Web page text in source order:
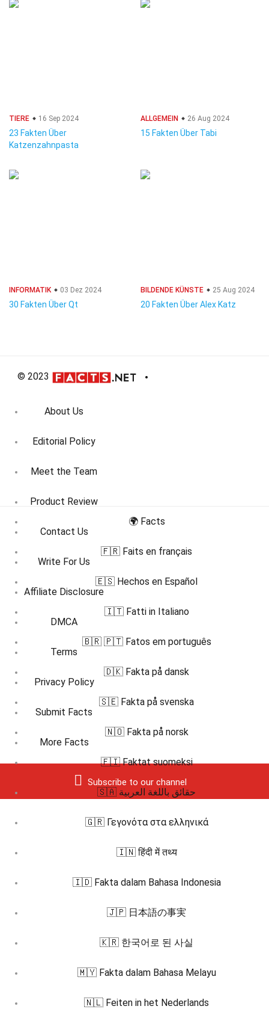
TIERE 16 Sep 2024
23 Fakten Über
Katzenzahnpasta
ALLGEMEIN 26 Aug 2024
15 Fakten Über Tabi
INFORMATIK 03 Dez 2024
30 Fakten Über Qt
BILDENDE KÜNSTE 25 Aug 2024
20 Fakten Über Alex Katz
© 2023
About Us
Editorial Policy
Meet the Team
Product Review
Contact Us
Write For Us
Affiliate Disclosure
DMCA
Terms
Privacy Policy
Submit Facts
More Facts
Subscribe to our channel
🌍 Facts
🇫🇷 Faits en français
🇪🇸 Hechos en Español
🇮🇹 Fatti in Italiano
🇧🇷 🇵🇹 Fatos em português
🇩🇰 Fakta på dansk
🇸🇪 Fakta på svenska
🇳🇴 Fakta på norsk
🇫🇮 Faktat suomeksi
🇸🇦 حقائق باللغة العربية
🇬🇷 Γεγονότα στα ελληνικά
🇮🇳 हिंदी में तथ्य
🇮🇩 Fakta dalam Bahasa Indonesia
🇯🇵 日本語の事実
🇰🇷 한국어로 된 사실
🇲🇾 Fakta dalam Bahasa Melayu
🇳🇱 Feiten in het Nederlands